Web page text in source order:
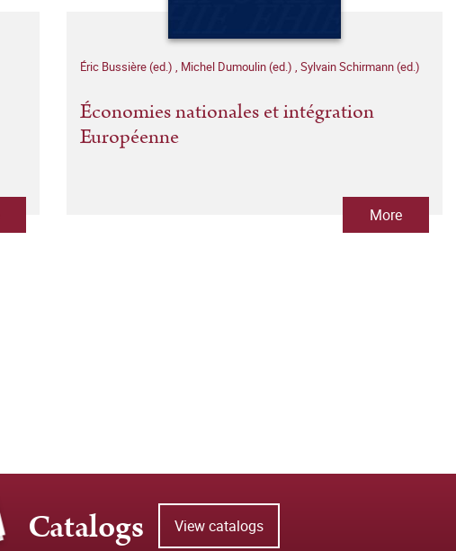
Éric Bussière (ed.) , Michel Dumoulin (ed.) , Sylvain Schirmann (ed.)
Économies nationales et intégration
Européenne
More
Catalogs View catalogs